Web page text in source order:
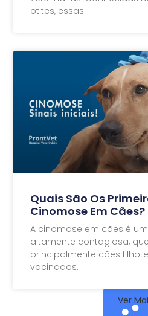
otites, essas
Quais São Os
Cinomose Em Cães?
A cinomose em cães é
altamente contagiosa,
principalmente cães
vacinados.
Ver